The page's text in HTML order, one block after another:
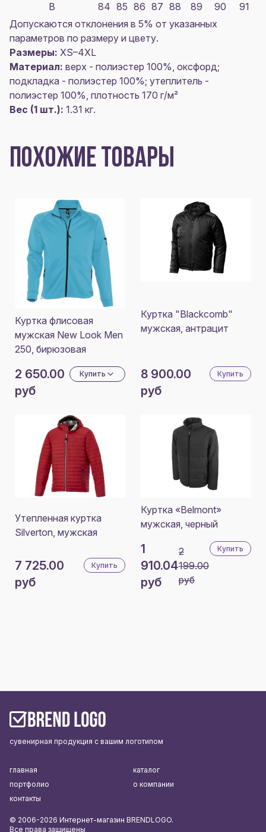
B
84 85 86 87 88 89 90
91
Допускаются отклонения в 5% от указанных
параметров по размеру и цвету.
Размеры: XS–4XL
Материал: верх - полиэстер 100%, оксфорд;
подкладка - полиэстер 100%; утеплитель -
полиэстер 100%, плотность 170 г/м²
Вес (1 шт.): 1.31 кг.
ПОХОЖИЕ ТОВАРЫ
Куртка флисовая
мужская New Look Men
250, бирюзовая
2 650.00
руб
Купить
Куртка "Blackcomb"
мужская, антрацит
8 900.00
руб
Купить
Утепленная куртка
Silverton, мужская
7 725.00
руб
Купить
Куртка «Belmont»
мужская, черный
1
910.04
руб
2
199.00
руб
Купить
сувенирная продукция с вашим логотипом
главная
каталог
портфолио
о компании
контакты
© 2006-2026 Интернет-магазин BRENDLOGO.
Все права защищены